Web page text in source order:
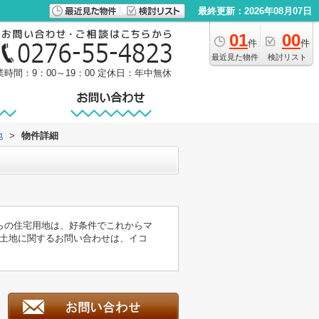
最終更新：2026年08月07日
01件
最近見た物件
00件
検討リスト
時間：9：00～19：00 定休日：年中無休
> 物件詳細
住宅用地は、好条件でこれからマ
地に関するお問い合わせは、イコ